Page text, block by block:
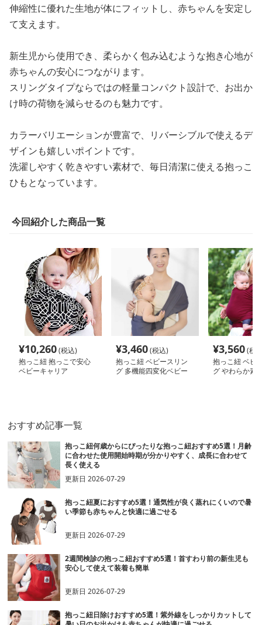
伸縮性に優れた生地が体にフィットし、赤ちゃんを安定し
て支えます。
新生児から使用でき、柔らかく包み込むような抱き心地が
赤ちゃんの安心につながります。
スリングタイプならではの軽量コンパクト設計で、お出か
け時の荷物を減らせるのも魅力です。
カラーバリエーションが豊富で、リバーシブルで使えるデ
ザインも嬉しいポイントです。
洗濯しやすく乾きやすい素材で、毎日清潔に使える抱っこ
ひもとなっています。
今回紹介した商品一覧
¥10,260(税込)
抱っこ紐 抱っこで安心
ベビーキャリア
¥3,460(税込)
抱っこ紐 ベビースリン
グ 多機能四変化ベビー
¥3,560(税
抱っこ紐 ベビ
グ やわらか素
おすすめ記事一覧
抱っこ紐何歳からにぴったりな抱っこ紐おすすめ5選！月齢
に合わせた使用開始時期が分かりやすく、成長に合わせて
長く使える
更新日2026-07-29
抱っこ紐夏におすすめ5選！通気性が良く蒸れにくいので暑
い季節も赤ちゃんと快適に過ごせる
更新日2026-07-29
2週間検診の抱っこ紐おすすめ5選！首すわり前の新生児も
安心して使えて装着も簡単
更新日2026-07-29
抱っこ紐日除けおすすめ5選！紫外線をしっかりカットして